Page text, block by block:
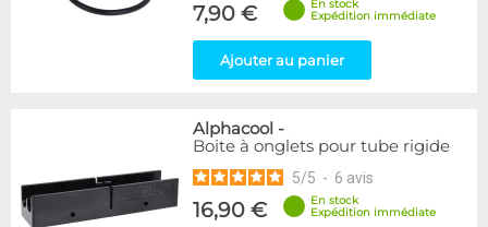
7,90 €
En stock
Expédition immédiate
Ajouter au panier
Alphacool -
Boite à onglets pour tube rigide
5/5 - 6 avis
16,90 €
En stock
Expédition immédiate